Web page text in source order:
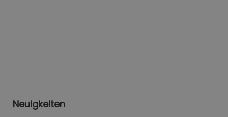
Neuigkeiten